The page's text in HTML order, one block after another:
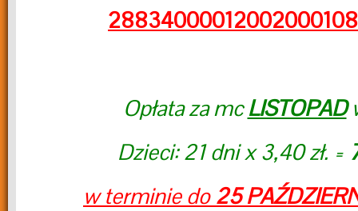
Opłata za mcLISTOPAD
Dzieci: 21 dni x 3,40 zł. =
w terminie do 25